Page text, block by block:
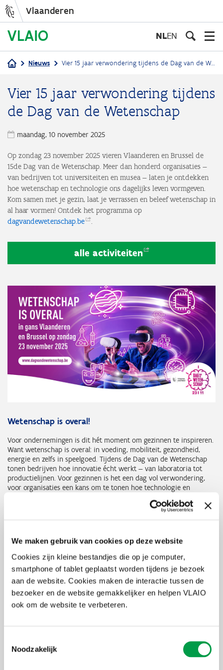
We maken gebruik van cookies op deze website
Cookies zijn kleine bestandjes die op je computer,
smartphone of tablet geplaatst worden tijdens je bezoek
aan de website. Cookies maken de interactie tussen de
bezoeker en de website gemakkelijker en helpen VLAIO
ook om de website te verbeteren.
Noodzakelijk
inhoud
Vlaanderen
NLEN
Nieuws Vier 15 jaar verwondering tijdens de Dag van de Wetenschap
Vier 15 jaar verwondering tijdens
de Dag van de Wetenschap
maandag, 10 november 2025
Op zondag 23 november 2025 vieren Vlaanderen en Brussel de
15de Dag van de Wetenschap. Meer dan honderd organisaties —
van bedrijven tot universiteiten en musea — laten je ontdekken
hoe wetenschap en technologie ons dagelijks leven vormgeven.
Kom samen met je gezin, laat je verrassen en beleef wetenschap in
al haar vormen! Ontdek het programma op
dagvandewetenschap.be
.
alle activiteiten
Wetenschap is overal!
Voor ondernemingen is dit hét moment om gezinnen te inspireren.
Want wetenschap is overal: in voeding, mobiliteit, gezondheid,
energie en zelfs in speelgoed. Tijdens de Dag van de Wetenschap
tonen bedrijven hoe innovatie écht werkt — van laboratoria tot
productielijnen. Voor gezinnen is het een dag vol verwondering,
voor organisaties een kans om te tonen hoe technologie en
samen met je kinderen proeven van STEM-rijke activiteiten:
BASFAntwerpen
laat kinderen tussen 6 en 12 jaar in het 'Kids
Lab - Clever Foodies' experimenteren met kleurrijke reacties,
bruisende mengsels en smakelijke wetenschap.
Biometriq
toont live hoe glucose je lichaam beïnvloedt, een
unieke blik op gezondheidstechnologie.
CMB.TECH
demonstreert hoe waterstofmotoren de
scheepvaart duurzamer maken.
Imecopent zijn wereldvermaarde chiplabo in Leuven en biedt
tot 16 jaar, waar ze zelf aan de slag gaan.